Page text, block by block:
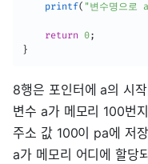
printf( "변수명으
return 0;
}
8행은 포인터에 a의 시
변수 a가 메모리 100번
주소 값 100이 pa에 저
a가 메모리 어디에 할당